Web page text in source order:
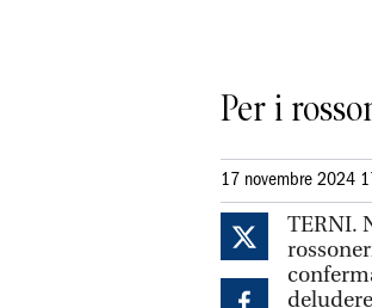
Per i
17 novembre 2024
TERNI.